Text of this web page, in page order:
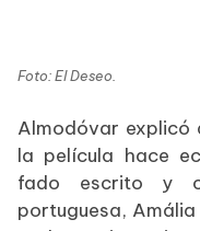
Foto: El Deseo.
Almodóvar explicó
la película hace
fado escrito y
portuguesa,